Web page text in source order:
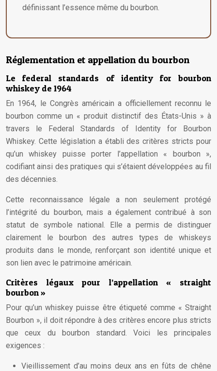
définissant l’essence même du bourbon.
Réglementation et appellation du bourbon
Le federal standards of identity for bourbon
whiskey de 1964
En 1964, le Congrès américain a officiellement reconnu le
bourbon comme un « produit distinctif des États-Unis » à
travers le Federal Standards of Identity for Bourbon
Whiskey. Cette législation a établi des critères stricts pour
qu’un whiskey puisse porter l’appellation « bourbon »,
codifiant ainsi des pratiques qui s’étaient développées au fil
des décennies.
Cette reconnaissance légale a non seulement protégé
l’intégrité du bourbon, mais a également contribué à son
statut de symbole national. Elle a permis de distinguer
clairement le bourbon des autres types de whiskeys
produits dans le monde, renforçant son identité unique et
son lien avec le patrimoine américain.
Critères légaux pour l’appellation « straight
bourbon »
Pour qu’un whiskey puisse être étiqueté comme « Straight
Bourbon », il doit répondre à des critères encore plus stricts
que ceux du bourbon standard. Voici les principales
exigences :
Vieillissement d’au moins deux ans en fûts de chêne